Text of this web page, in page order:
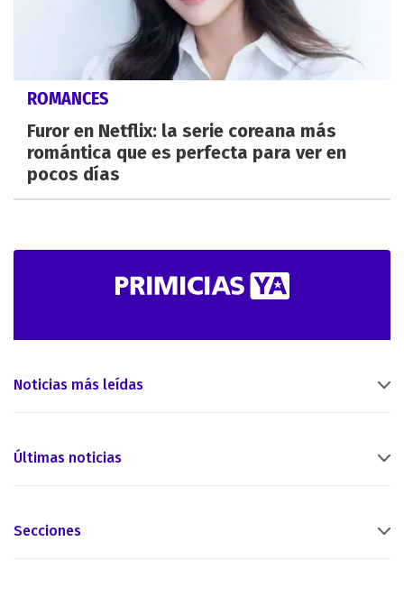
ROMANCES
Furor en Netflix: la serie coreana más
romántica que es perfecta para ver en
pocos días
Noticias más leídas
Últimas noticias
Secciones